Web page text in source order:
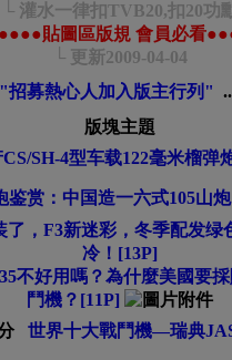
└ 灌水一律扣TVB20,扣20功
貼圖區版規 會員必看
└ 更新2009-04-04
"招募熱心人加入版主行列"
版塊主題
CS/SH-4型车载122毫米榴弹
鉴赏：中国造一六式105山
了，F3新迷彩，冬季配发绿
冷！[13P]
不好用嗎？為什麼美國要
鬥機？[11P]
世界十大戰鬥機—瑞典